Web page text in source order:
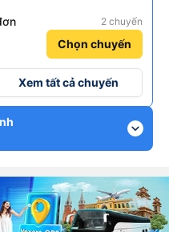
2 chuyến
Chọn chuyến
Xem tất cả chuyến
expand_more